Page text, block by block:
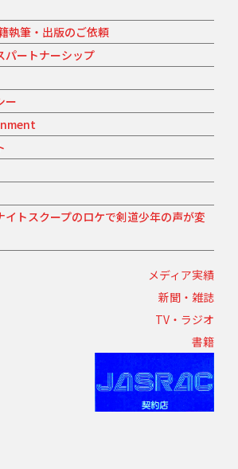
執筆・出版のご依頼
パートナーシップ
ー
イトスクープのロケで剣道少年の声が変
メディア実績
新聞・雑誌
TV・ラジオ
書籍